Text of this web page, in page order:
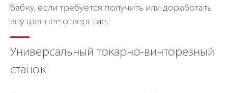
бабку, если требуется получить или доработать
внутреннее отверстие.
Универсальный токарно-винторезный
станок